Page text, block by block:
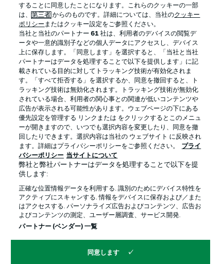
Official Partners
プライバシー・ポリシー 優先設定を管理する
利用条件
求人 選手
当サイトについて
© 2026 Bundesliga-Gruppe GmbH
することに同意したことになります。これらのクッキーの一部
は、第三者 からのものです。詳細については、当社のクッキー
ポリシー またはクッキー設定をご参照ください。
当社と当社のパートナー61 社は、利用者のデバイスの閲覧デ
ータや一意的識別子などの個人データにアクセスし、デバイス
上に保存します。「同意します」を選択すると、「当社と当社
パートナーはデータを処理することで以下を提供します」に記
載されている目的に対してトラッキング技術が有効化されま
す。「すべて拒否する」を選択するか、同意を撤回すると、ト
ラッキング技術は無効化されます。トラッキング技術が無効化
されている場合、利用者の関心事との関連が低いコンテンツや
広告が表示される可能性があります。ウェブページの下にある
優先設定を管理する リンクまたは をクリックするとこのメニュ
ーが開きますので、いつでも選択内容を変更したり、同意を撤
回したりできます。選択内容は当社の ウェブサイト に反映され
ます。詳細はプライバシーポリシーをご参照ください。
プライ
バシーポリシー 当サイトについて
弊社と弊社パートナーはデータを処理することで以下を提
供します:
正確な位置情報データを利用する. 識別のためにデバイス特性を
アクティブにスキャンする. 情報をデバイスに保存および／また
はアクセスする. パーソナライズ広告およびコンテンツ、広告お
よびコンテンツの測定、ユーザー層調査、サービス開発.
パートナー (ベンダー) 一覧
同意します